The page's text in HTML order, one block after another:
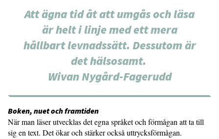
Att ägna tid åt att umgås och läsa
är helt i linje med ett mera
hållbart levnadssätt. Dessutom är
det hälsosamt.
Wivan Nygård-Fagerudd
Boken, nuet och framtiden
När man läser utvecklas det egna språket och förmågan att ta till
sig en text. Det ökar och stärker också uttrycksförmågan.